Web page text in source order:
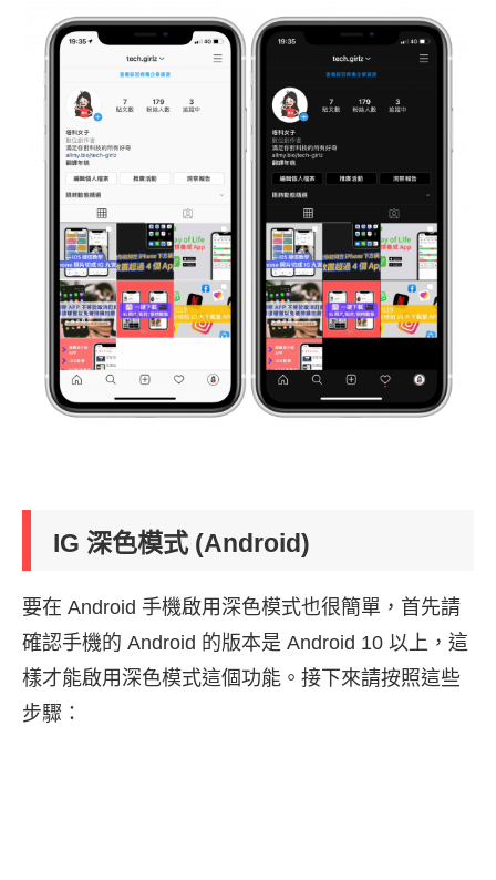
IG 深色模式 (Android)
要在 Android 手機啟用深色模式也很簡單，首先請
確認手機的 Android 的版本是 Android 10 以上，這
樣才能啟用深色模式這個功能。接下來請按照這些
步驟：